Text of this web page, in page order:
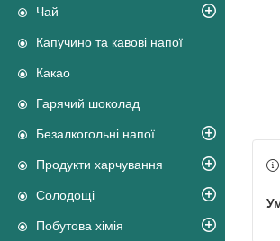
Чай
Капучино та кавові напої
Какао
Гарячий шоколад
Безалкогольні напої
Продукти харчування
Солодощі
Побутова хімія